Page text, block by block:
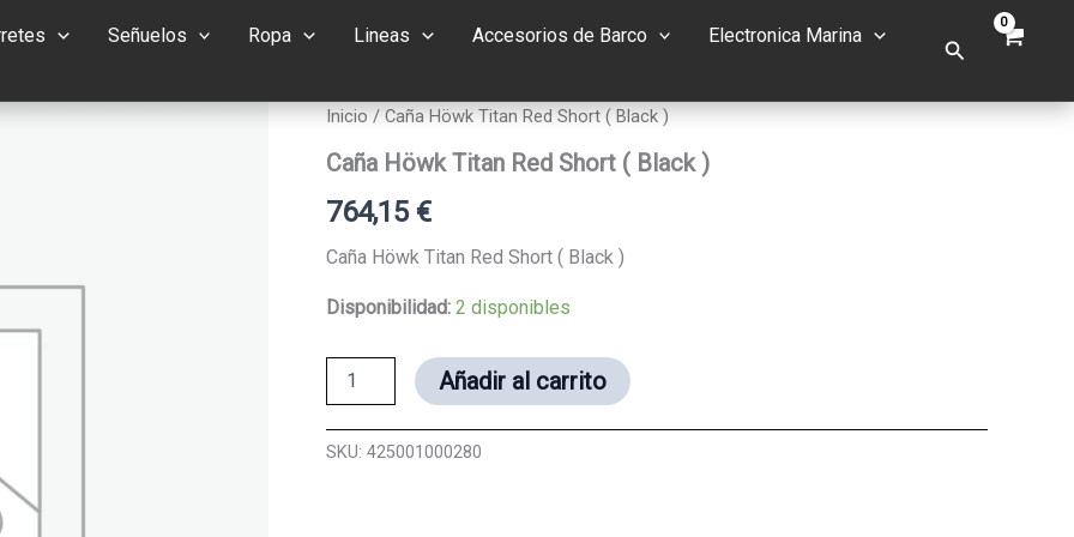
Señuelos Ropa Lineas Accesorios de Barco
Electronica Marina
Buscar
Inicio/ Caña Höwk Titan Red Short ( Black )
Caña Höwk Titan Red Short ( Black )
764,15 €
Caña Höwk Titan Red Short ( Black )
Disponibilidad: 2 disponibles
Höwk
Short
Añadir al carrito
SKU: 425001000280